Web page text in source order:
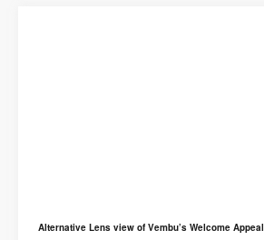
Alternative Lens view of Vembu’s Welcome Appeal